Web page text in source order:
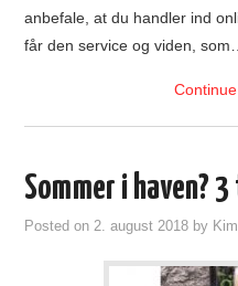
anbefale, at du handler ind
får den service og viden, som…
Sommer i haven?
Posted on2. august 2018 by